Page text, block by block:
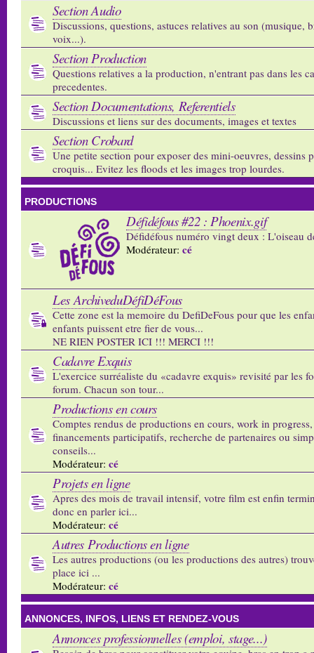
Section Audio
Discussions, questions, astuces relatives au son (musique,
voix...).
Section Production
Questions relatives a la production, n'entrant pas dans les
precedentes.
Section Documentations, Referentiels
Discussions et liens sur des documents, images et textes
Section Crobard
Une petite section pour exposer des mini-oeuvres, dessins
croquis... Evitez les floods et les images trop lourdes.
PRODUCTIONS
Défidéfous #22 : Phoenix.gif
Défidéfous numéro vingt deux : L'oiseau
Modérateur: cé
Les ArchiveduDéfiDéFous
Cette zone est la memoire du DefiDeFous pour que les
enfants puissent etre fier de vous...
NE RIEN POSTER ICI !!! MERCI !!!
Cadavre Exquis
L'exercice surréaliste du «cadavre exquis» revisité par les
forum. Chacun son tour...
Productions en cours
Comptes rendus de productions en cours, work in
financements participatifs, recherche de partenaires ou
conseils...
Modérateur: cé
Projets en ligne
Apres des mois de travail intensif, votre film est enfin
donc en parler ici...
Modérateur: cé
Autres Productions en ligne
Les autres productions (ou les productions des autres)
place ici ...
Modérateur: cé
ANNONCES, INFOS, LIENS ET RENDEZ-VOUS
Annonces professionnelles (emploi, stage...)